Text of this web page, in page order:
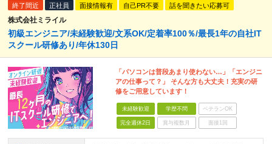
終了間近 正社員 面接情報有 自己PR不要 話を聞きたい応募可
株式会社ミライル
初級エンジニア/未経験歓迎/文系OK/定着率100％/最長1年の自社IT
スクール研修あり/年休130日
「パソコンは普段あまり使わない…」「エンジニ
アの仕事って？」 そんな方も大丈夫！充実の研
修をご用意しています！
未経験歓迎 学歴不問 ベテランOK
完全週休2日 賞与複数月 面接1回